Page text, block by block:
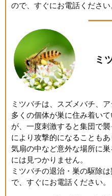
ので、すぐにお電話ください
ミ
ミツバチは、スズメバチ、
多くの個体が巣に住み着い
が、一度刺激すると集団で
により攻撃的になることも
気扇の中など意外な場所に
には見つかりません。
ミツバチの退治・巣の駆除
で、すぐにお電話ください。